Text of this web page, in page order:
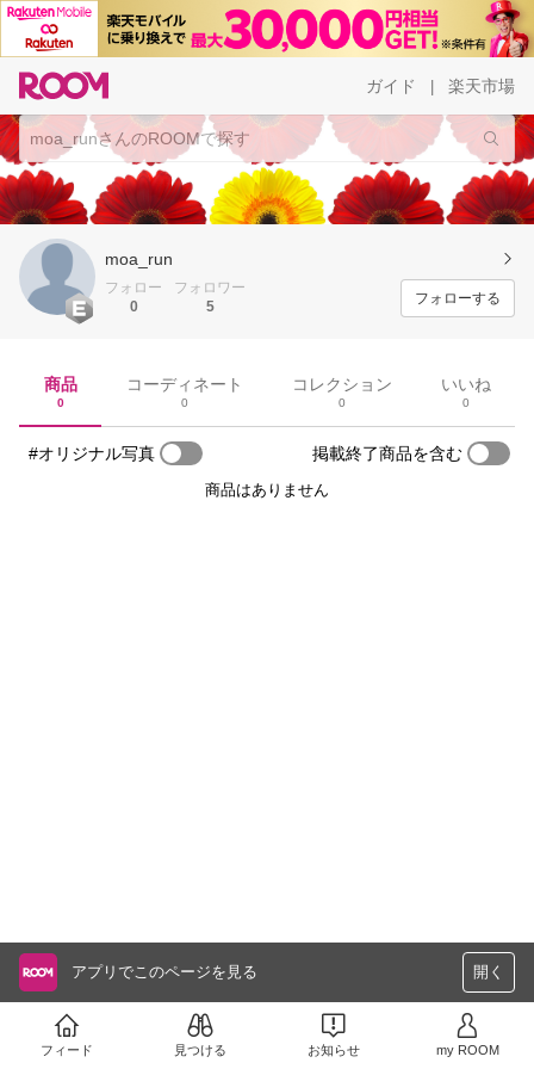
ガイド 楽天市場
moa_run
フォロー
0
フォロワー
5
フォローする
商品
0
コーディネート
0
コレクション
0
いいね
0
#オリジナル写真 掲載終了商品を含む
商品はありません
アプリでこのページを見る 開く
フィード 見つける お知らせ my ROOM